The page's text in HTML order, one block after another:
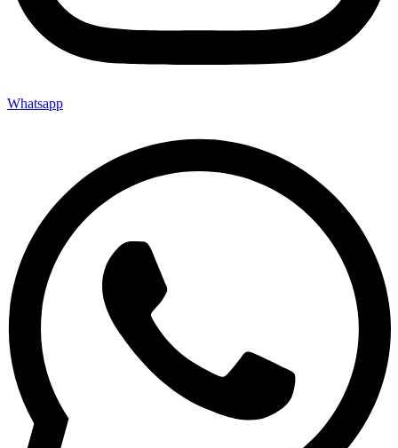
Whatsapp